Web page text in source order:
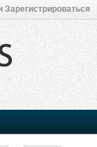
Зарегистрироваться